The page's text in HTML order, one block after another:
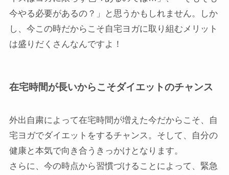
今やる必要があるの？」と思うかもしれません。しか
し、今この時だからこそ自宅ヨガに取り組むメリット
は盛りだくさんなんですよ！
在宅時間が長いからこそダイエットのチャンス
外出自粛によって在宅時間が増えた今だからこそ、自
宅ヨガでダイエットをするチャンス。そして、自分の
健康と本気で向き合うきっかけとなります。
さらに、今の時点から習慣づけることによって、緊急